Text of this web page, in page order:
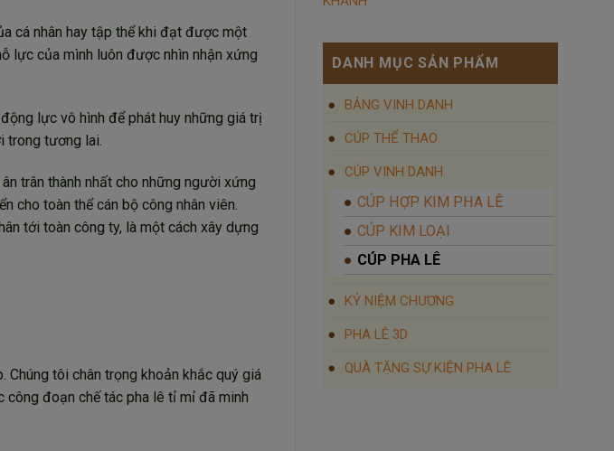
DANH MỤC SẢN PHẨM
BẢNG VINH DANH
CÚP THỂ THAO
CÚP VINH DANH
CÚP HỢP KIM PHA LÊ
CÚP KIM LOẠI
CÚP PHA LÊ
KỶ NIỆM CHƯƠNG
PHA LÊ 3D
QUÀ TẶNG SỰ KIỆN PHA LÊ
cá nhân hay tập thể khi đạt được một
lực của mình luôn được nhìn nhận xứng
lực vô hình để phát huy những giá trị
trong tương lai.
trân thành nhất cho những người xứng
cho toàn thể cán bộ công nhân viên.
tới toàn công ty, là một cách xây dựng
tôi chân trọng khoản khắc quý giá
công đoạn chế tác pha lê tỉ mỉ đã minh